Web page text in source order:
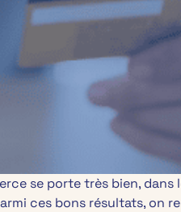
se porte très bien, dans
ces bons résultats, on